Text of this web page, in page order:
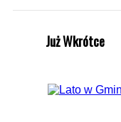
Już Wkrótce